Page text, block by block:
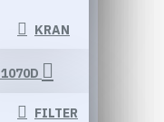
KRAN
1070D
FILTER